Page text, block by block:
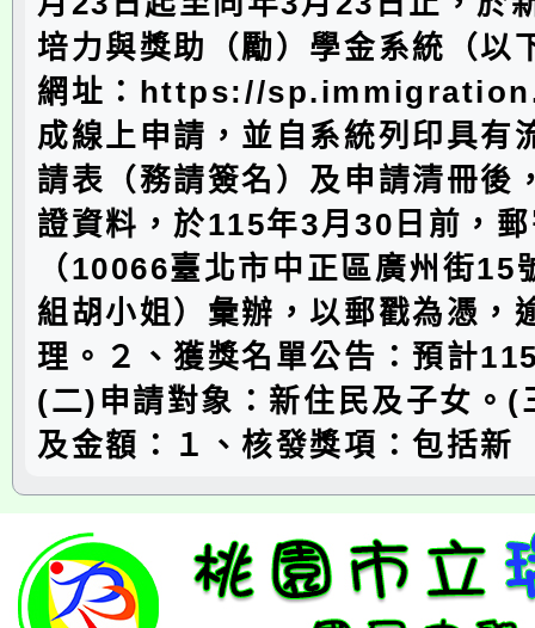
培力與獎助（勵）學金系統（以
網址：https://
成線上申請，並自系統列印具有
請表（務請簽名）及申請清冊後
證資料，於115年3月30日前，
（10066臺北市中正區廣州街15
組胡小姐）彙辦，以郵戳為憑，
理。２、獲獎名單公告：預計
(二)申請對象：新住民及子女。(
及金額：１、核發獎項：包括新